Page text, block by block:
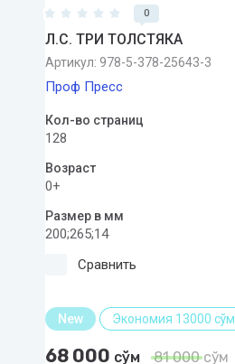
0
Л.С. ТРИ ТОЛСТЯКА
Артикул: 978-5-378-25643-3
Проф Пресс
Кол-во страниц
128
Возраст
0+
Размер в мм
200;265;14
Сравнить
New Экономия 13000 сўм
68 000 сўм 81 000сўм